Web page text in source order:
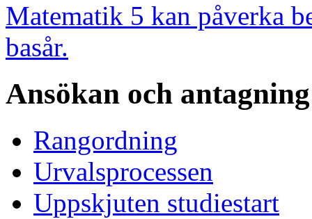
Matematik 5 kan påverka
basår.
Ansökan och antagning
Rangordning
Urvalsprocessen
Uppskjuten studiestart